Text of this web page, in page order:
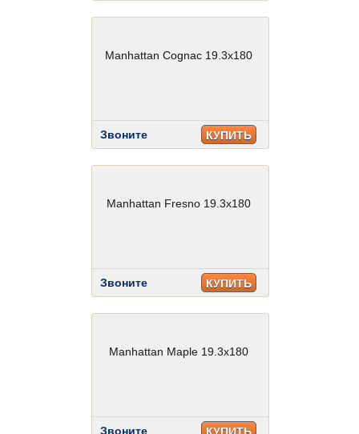
Manhattan Cognac 19.3x180
Звоните КУПИТЬ
Manhattan Fresno 19.3x180
Звоните КУПИТЬ
Manhattan Maple 19.3x180
Звоните